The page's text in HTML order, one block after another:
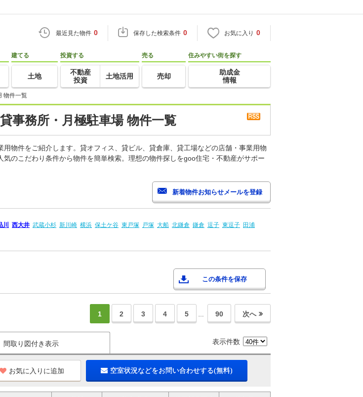
最近見た物件 0 保存した検索条件 0 お気に入り 0
建てる
土地
投資する
不動産
投資
土地活用
売る
売却
住みやすい街を探す
助成金
情報
物件一覧
事務所・月極駐車場 物件一覧
物件をご紹介します。貸オフィス、貸ビル、貸倉庫、貸工場などの店舗・事業用物
のこだわり条件から物件を簡単検索。理想の物件探しをgoo住宅・不動産がサポー
川 西大井 武蔵小杉 新川崎 横浜 保土ケ谷 東戸塚 戸塚 大船 北鎌倉 鎌倉 逗子 東逗子 田浦
この条件を保存
1 2 3 4 5 … 90 次へ
間取り図付き表示 表示件数
お気に入りに追加 空室状況などをお問い合わせする(無料)